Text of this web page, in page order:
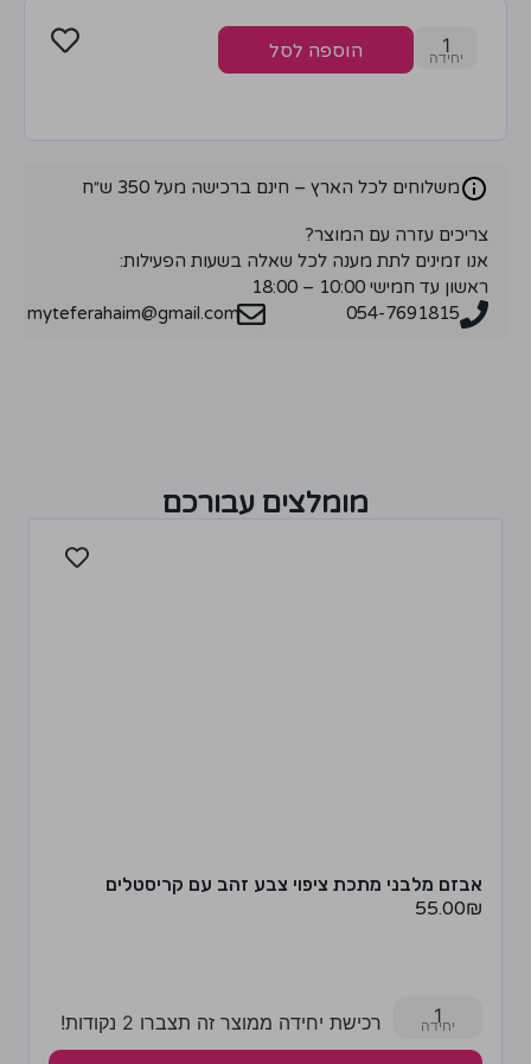
1 הוספה לסל
משלוחים לכל הארץ – חינם ברכישה מעל 350 ש״ח
צריכים עזרה עם המוצר?
אנו זמינים לתת מענה לכל שאלה בשעות הפעילות:
ראשון עד חמישי 10:00 – 18:00
054-7691815
myteferahaim@gmail.com
מומלצים עבורכם
אבזם מלבני מתכת ציפוי צבע זהב עם קריסטלים
55.00₪
1 רכישת יחידה ממוצר זה תצברו 2 נקודות!